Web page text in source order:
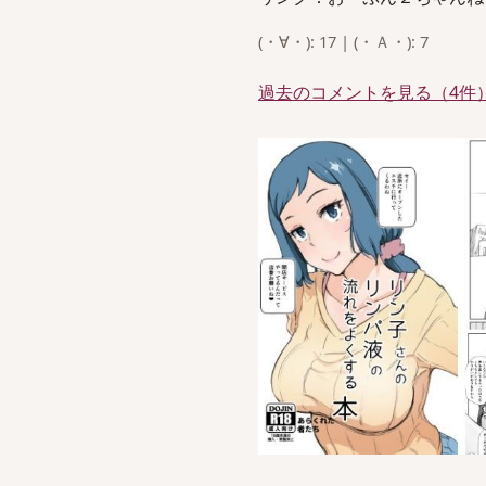
(・∀・): 17 | (・Ａ・): 7
過去のコメントを見る（4件